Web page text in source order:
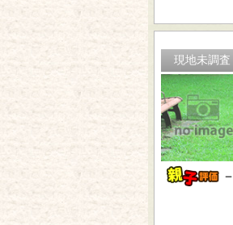
現地未調査
－